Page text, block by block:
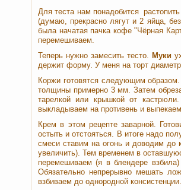
Для теста нам понадобится
(думаю, прекрасно лягут и 2 яйца,
была начатая пачка кофе "Чёрная
перемешиваем.
Теперь нужно замесить тесто. Муки
держит форму. У меня на торт
Коржи готовятся следующим
толщины примерно 3 мм. Затем
тарелкой или крышкой от
выкладываем на противень и
Крем в этом рецепте заварной.
остыть и отстояться. В итоге надо
смеси ставим на огонь и доводим до
увеличить). Тем временем в
перемешиваем (я в блендере
Обязательно непрерывно мешать
взбиваем до однородной консистенции.